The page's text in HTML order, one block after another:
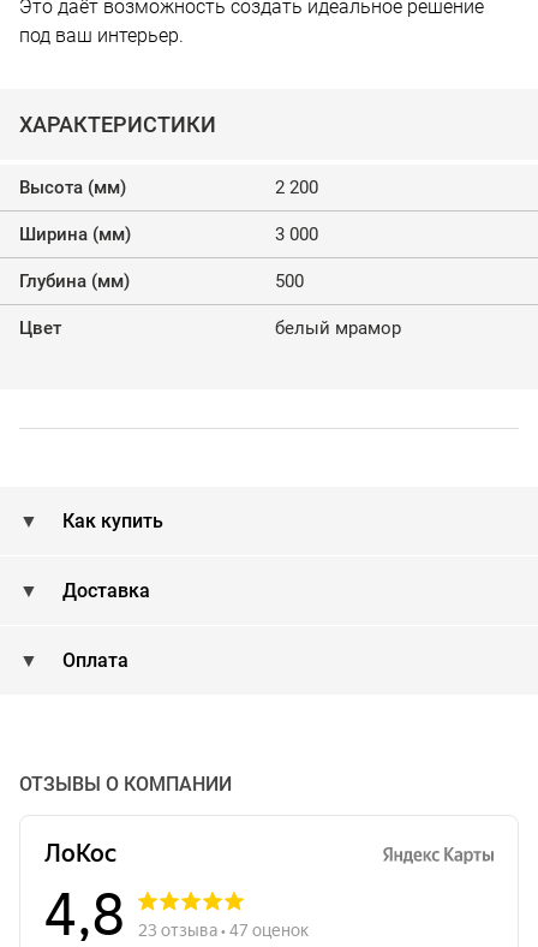
Это даёт возможность создать идеальное решение
под ваш интерьер.
ХАРАКТЕРИСТИКИ
Высота (мм) 2 200
Ширина (мм) 3 000
Глубина (мм) 500
Цвет белый мрамор
Как купить
Доставка
Оплата
ОТЗЫВЫ О КОМПАНИИ